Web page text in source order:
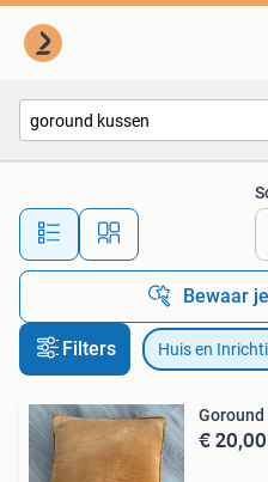
Alle
Bewaar
Filters Huis en
Goround
€ 20,00